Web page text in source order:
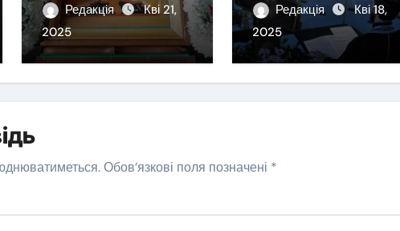
Редакція
Кві 21,
2025
Редакція
Кві 18,
2025
Обов’язкові поля позначені *